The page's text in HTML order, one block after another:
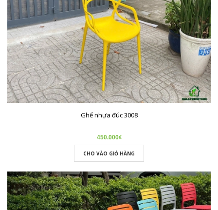
Ghế nhựa đúc 3008
450.000₫
CHO VÀO GIỎ HÀNG